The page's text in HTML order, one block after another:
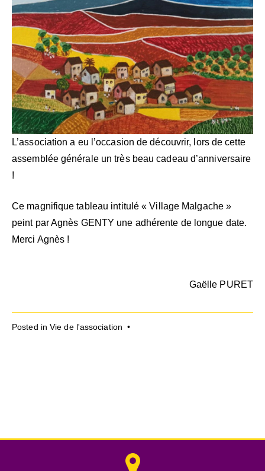
L’association a eu l’occasion de découvrir, lors de cette
assemblée générale un très beau cadeau d’anniversaire
!
Ce magnifique tableau intitulé « Village Malgache »
peint par Agnès GENTY une adhérente de longue date.
Merci Agnès !
Gaëlle PURET
Posted in Vie de l'association •